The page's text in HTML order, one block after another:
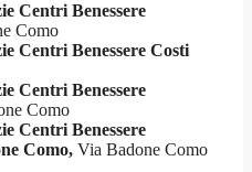
Centri Benessere
Como
Centri Benessere Costi
Centri Benessere
Como
Centri Benessere
Como, Via Badone Como